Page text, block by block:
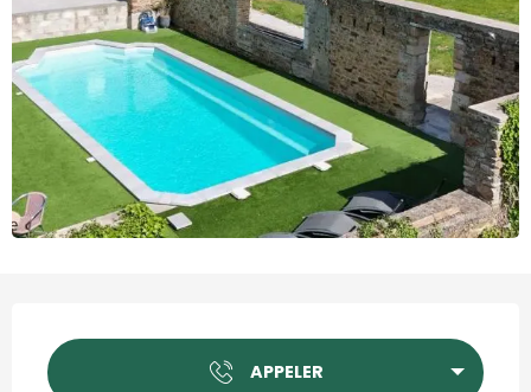
Ouverture et coordonnées
APPELER